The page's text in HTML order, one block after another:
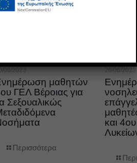
06/2023
μαθητών
ΓΕΛ Βέροιας για
Σεξουαλικώς
Περισσότερα
20/06/2023
και